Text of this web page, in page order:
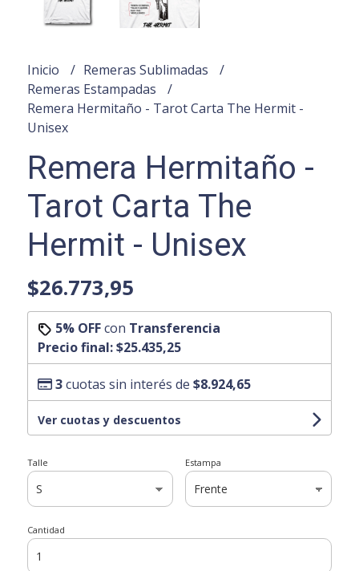
Inicio
Remeras Sublimadas
Remeras Estampadas
Remera Hermitaño - Tarot Carta The Hermit -
Unisex
Remera Hermitaño -
Tarot Carta The
Hermit - Unisex
$26.773,95
5% OFFcon Transferencia
Precio final:$25.435,25
3cuotas sin interés de $8.924,65
Ver cuotas y descuentos
Talle Estampa
Cantidad